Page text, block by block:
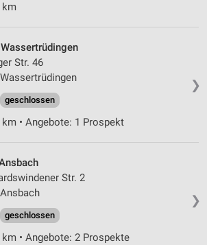
km
❯
Str. 46
geschlossen
km • Angebote: 1 Prospekt
❯
Str. 2
geschlossen
km • Angebote: 2 Prospekte